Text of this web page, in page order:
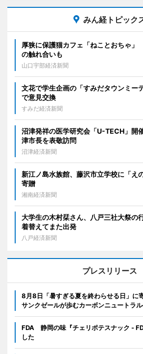
みん経トピック
厚狭に保護猫カフェ「ねことおちゃ
の触れ合いも
山口宇部経済新聞
文花で学生企画の「すみだタウンミ
で意見交換
すみだ経済新聞
沼津発祥の医学研究会「U-TECH」
津市長を表敬訪問
沼津経済新聞
新江ノ島水族館、藤沢市立学校に「え
寄贈
湘南経済新聞
大学生の木村栞さん、八戸三社大祭
着替えてまた出発
八戸経済新聞
プレスリリース
8月8日「暑すぎる夏を終わらせる日」に
サンクゼールが歩むカーボンニュートラ
FDA 静岡の味『チェリポテスナック -
した